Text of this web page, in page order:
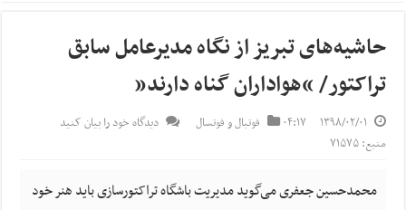
حاشیه‌های تبریز از نگاه مدیرعامل سابق
تراکتور/ “هواداران گناه دارند”
۱۳۹۸/۰۲/۰۱ ۰۴:۱۷ فوتبال و فوتسال
دیدگاه خود را بیان کنید
منبع: ۷۱۵۷۵
محمدحسین جعفری می‌گوید مدیریت باشگاه تراکتورسازی باید هنر خود